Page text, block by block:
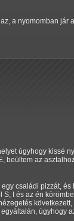
a nyomomban jár
úgyhogy kissé
beültem az
családi pizzát, és
I és az én
úgyhogy